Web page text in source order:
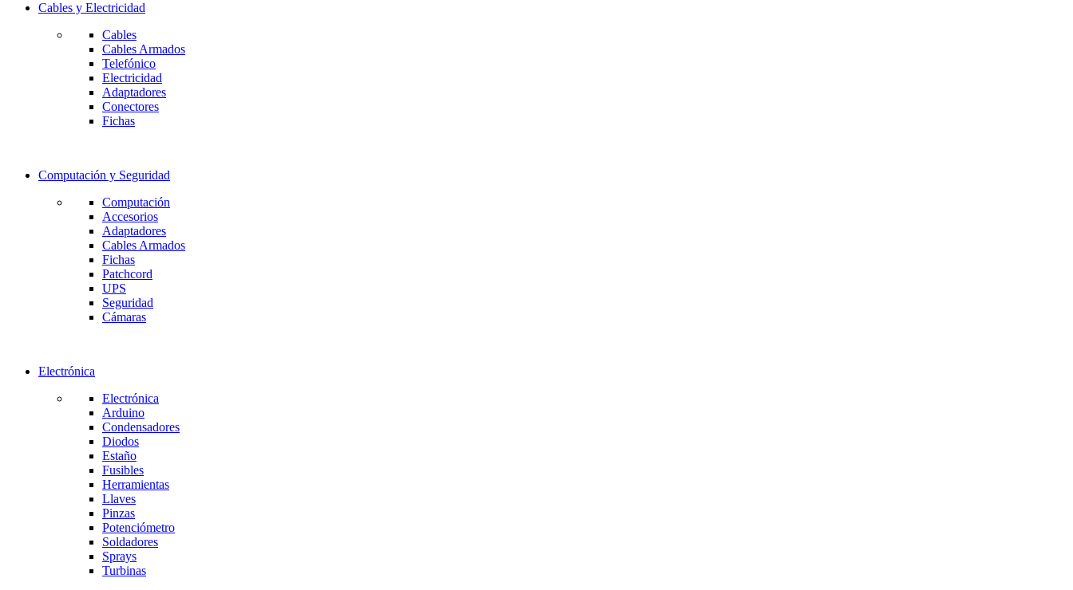
Cables y Electricidad
Cables
Cables Armados
Telefónico
Electricidad
Adaptadores
Conectores
Fichas
Computación y Seguridad
Computación
Accesorios
Adaptadores
Cables Armados
Fichas
Patchcord
UPS
Seguridad
Cámaras
Electrónica
Electrónica
Arduino
Condensadores
Diodos
Estaño
Fusibles
Herramientas
Llaves
Pinzas
Potenciómetro
Soldadores
Sprays
Turbinas